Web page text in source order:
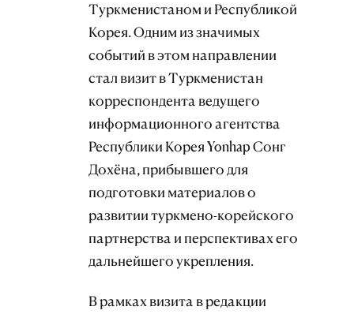
Туркменистаном и Республикой
Корея. Одним из значимых
событий в этом направлении
стал визит в Туркменистан
корреспондента ведущего
информационного агентства
Республики Корея Yonhap Сонг
Дохёна, прибывшего для
подготовки материалов о
развитии туркмено-корейского
партнерства и перспективах его
дальнейшего укрепления.
В рамках визита в редакции